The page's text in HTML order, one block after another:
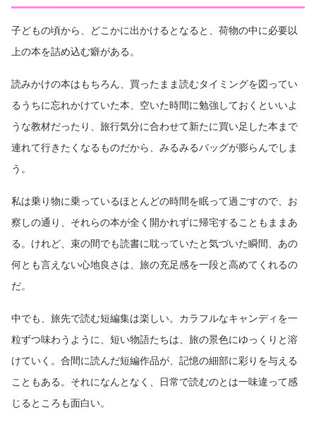
子どもの頃から、どこかに出かけるとなると、荷物の中に必要以
上の本を詰め込む癖がある。
読みかけの本はもちろん、買ったまま読むタイミングを図ってい
るうちに忘れかけていた本、空いた時間に勉強しておくといいよ
うな教材だったり、旅行気分に合わせて新たに買い足した本まで
連れて行きたくなるものだから、みるみるバッグが膨らんでしま
う。
私は乗り物に乗っているほとんどの時間を眠って過ごすので、お
察しの通り、それらの本が全く開かれずに帰宅することもままあ
る。けれど、束の間でも読書に耽っていたと気づいた瞬間、あの
何とも言えない心地良さは、旅の充足感を一段と高めてくれるの
だ。
中でも、旅先で読む短編集は楽しい。カラフルなキャンディを一
粒ずつ味わうように、短い物語たちは、旅の景色にゆっくりと溶
けていく。合間に読んだ短編作品が、記憶の細部に彩りを与える
こともある。それになんとなく、日常で読むのとは一味違って感
じるところも面白い。